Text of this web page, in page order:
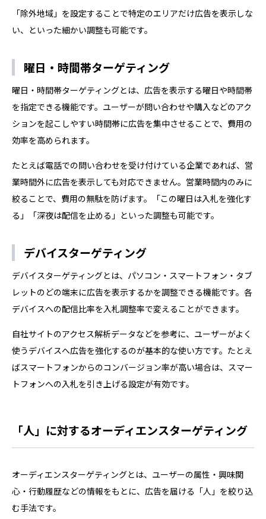
「除外地域」を設定することで特定のエリアだけ広告を表示しな
い、といった細かい調整も可能です。
曜日・時間帯ターゲティング
曜日・時間帯ターゲティングとは、広告を表示する曜日や時間帯
を指定できる機能です。ユーザーが問い合わせや購入などのアク
ションを起こしやすい時間帯に広告を集中させることで、費用の
効率を高められます。
たとえば電話での問い合わせを受け付けている企業であれば、営
業時間外に広告を表示しても対応できません。営業時間内のみに
絞ることで、費用の無駄を防げます。「この曜日は入札を強化す
る」「深夜は配信を止める」といった調整も可能です。
デバイスターゲティング
デバイスターゲティングとは、パソコン・スマートフォン・タブ
レットのどの端末に広告を表示するかを調整できる機能です。各
デバイスへの配信比率を入札調整率で変えることができます。
自社サイトのアクセス解析データなどを参考に、ユーザーがよく
使うデバイスへ広告を強化するのが基本的な使い方です。たとえ
ばスマートフォンからのコンバージョン率が高い場合は、スマー
トフォンへの入札を引き上げる設定が有効です。
「人」に対するオーディエンスターゲティング
オーディエンスターゲティングとは、ユーザーの属性・興味関
心・行動履歴などの情報をもとに、広告を届ける「人」を絞り込
む手法です。